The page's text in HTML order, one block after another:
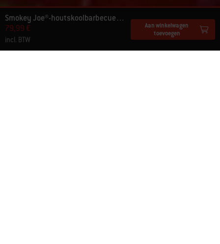
Smokey Joe®-houtskoolbarbecue Ø 37 cm
79,99 €
incl. BTW
Aan winkelwagen
toevoegen